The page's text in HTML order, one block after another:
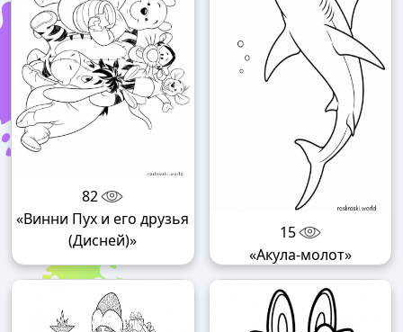
82
«Винни Пух и его друзья
(Дисней)»
15
«Акула-молот»